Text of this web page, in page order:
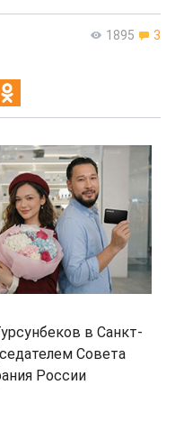
1895 3
в Санкт-
Совета
России